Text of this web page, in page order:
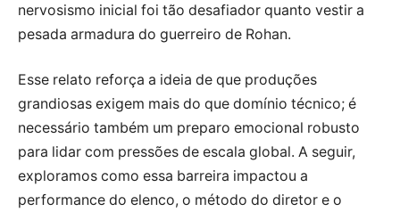
nervosismo inicial foi tão desafiador quanto vestir a
pesada armadura do guerreiro de Rohan.
Esse relato reforça a ideia de que produções
grandiosas exigem mais do que domínio técnico; é
necessário também um preparo emocional robusto
para lidar com pressões de escala global. A seguir,
exploramos como essa barreira impactou a
performance do elenco, o método do diretor e o